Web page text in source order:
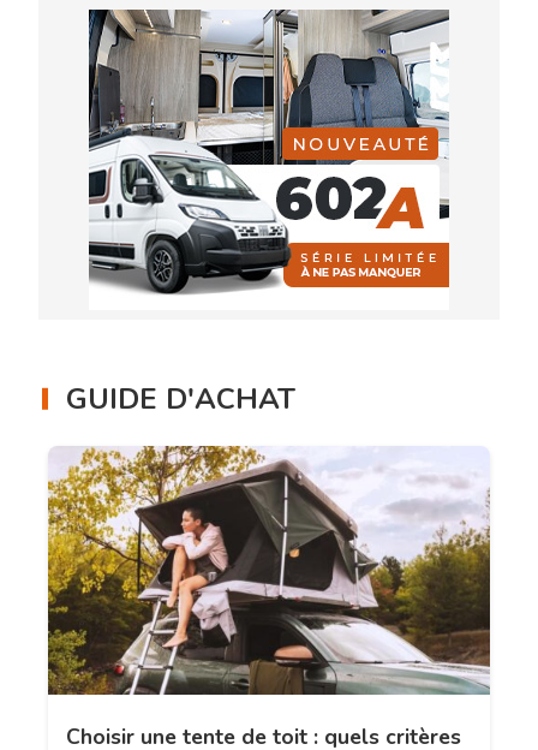
GUIDE D'ACHAT
Choisir une tente de toit : quels critères